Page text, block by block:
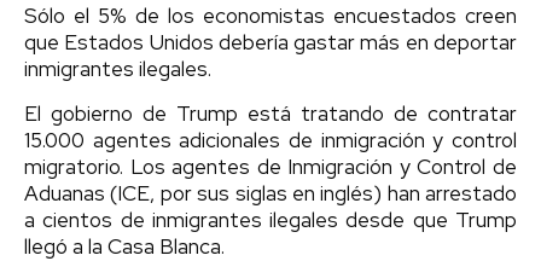
Sólo el 5% de los economistas encuestados creen
que Estados Unidos debería gastar más en deportar
inmigrantes ilegales.
El gobierno de Trump está tratando de contratar
15.000 agentes adicionales de inmigración y control
migratorio. Los agentes de Inmigración y Control de
Aduanas (ICE, por sus siglas en inglés) han arrestado
a cientos de inmigrantes ilegales desde que Trump
llegó a la Casa Blanca.